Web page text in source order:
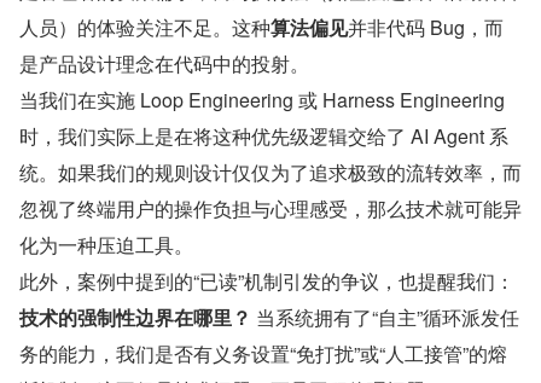
人员）的体验关注不足。这种算法偏见并非代码 Bug，而
是产品设计理念在代码中的投射。
当我们在实施 Loop Engineering 或 Harness Engineering
时，我们实际上是在将这种优先级逻辑交给了 AI Agent 系
统。如果我们的规则设计仅仅为了追求极致的流转效率，而
忽视了终端用户的操作负担与心理感受，那么技术就可能异
化为一种压迫工具。
此外，案例中提到的“已读”机制引发的争议，也提醒我们：
技术的强制性边界在哪里？ ​ 当系统拥有了“自主”循环派发任
务的能力，我们是否有义务设置“免打扰”或“人工接管”的熔